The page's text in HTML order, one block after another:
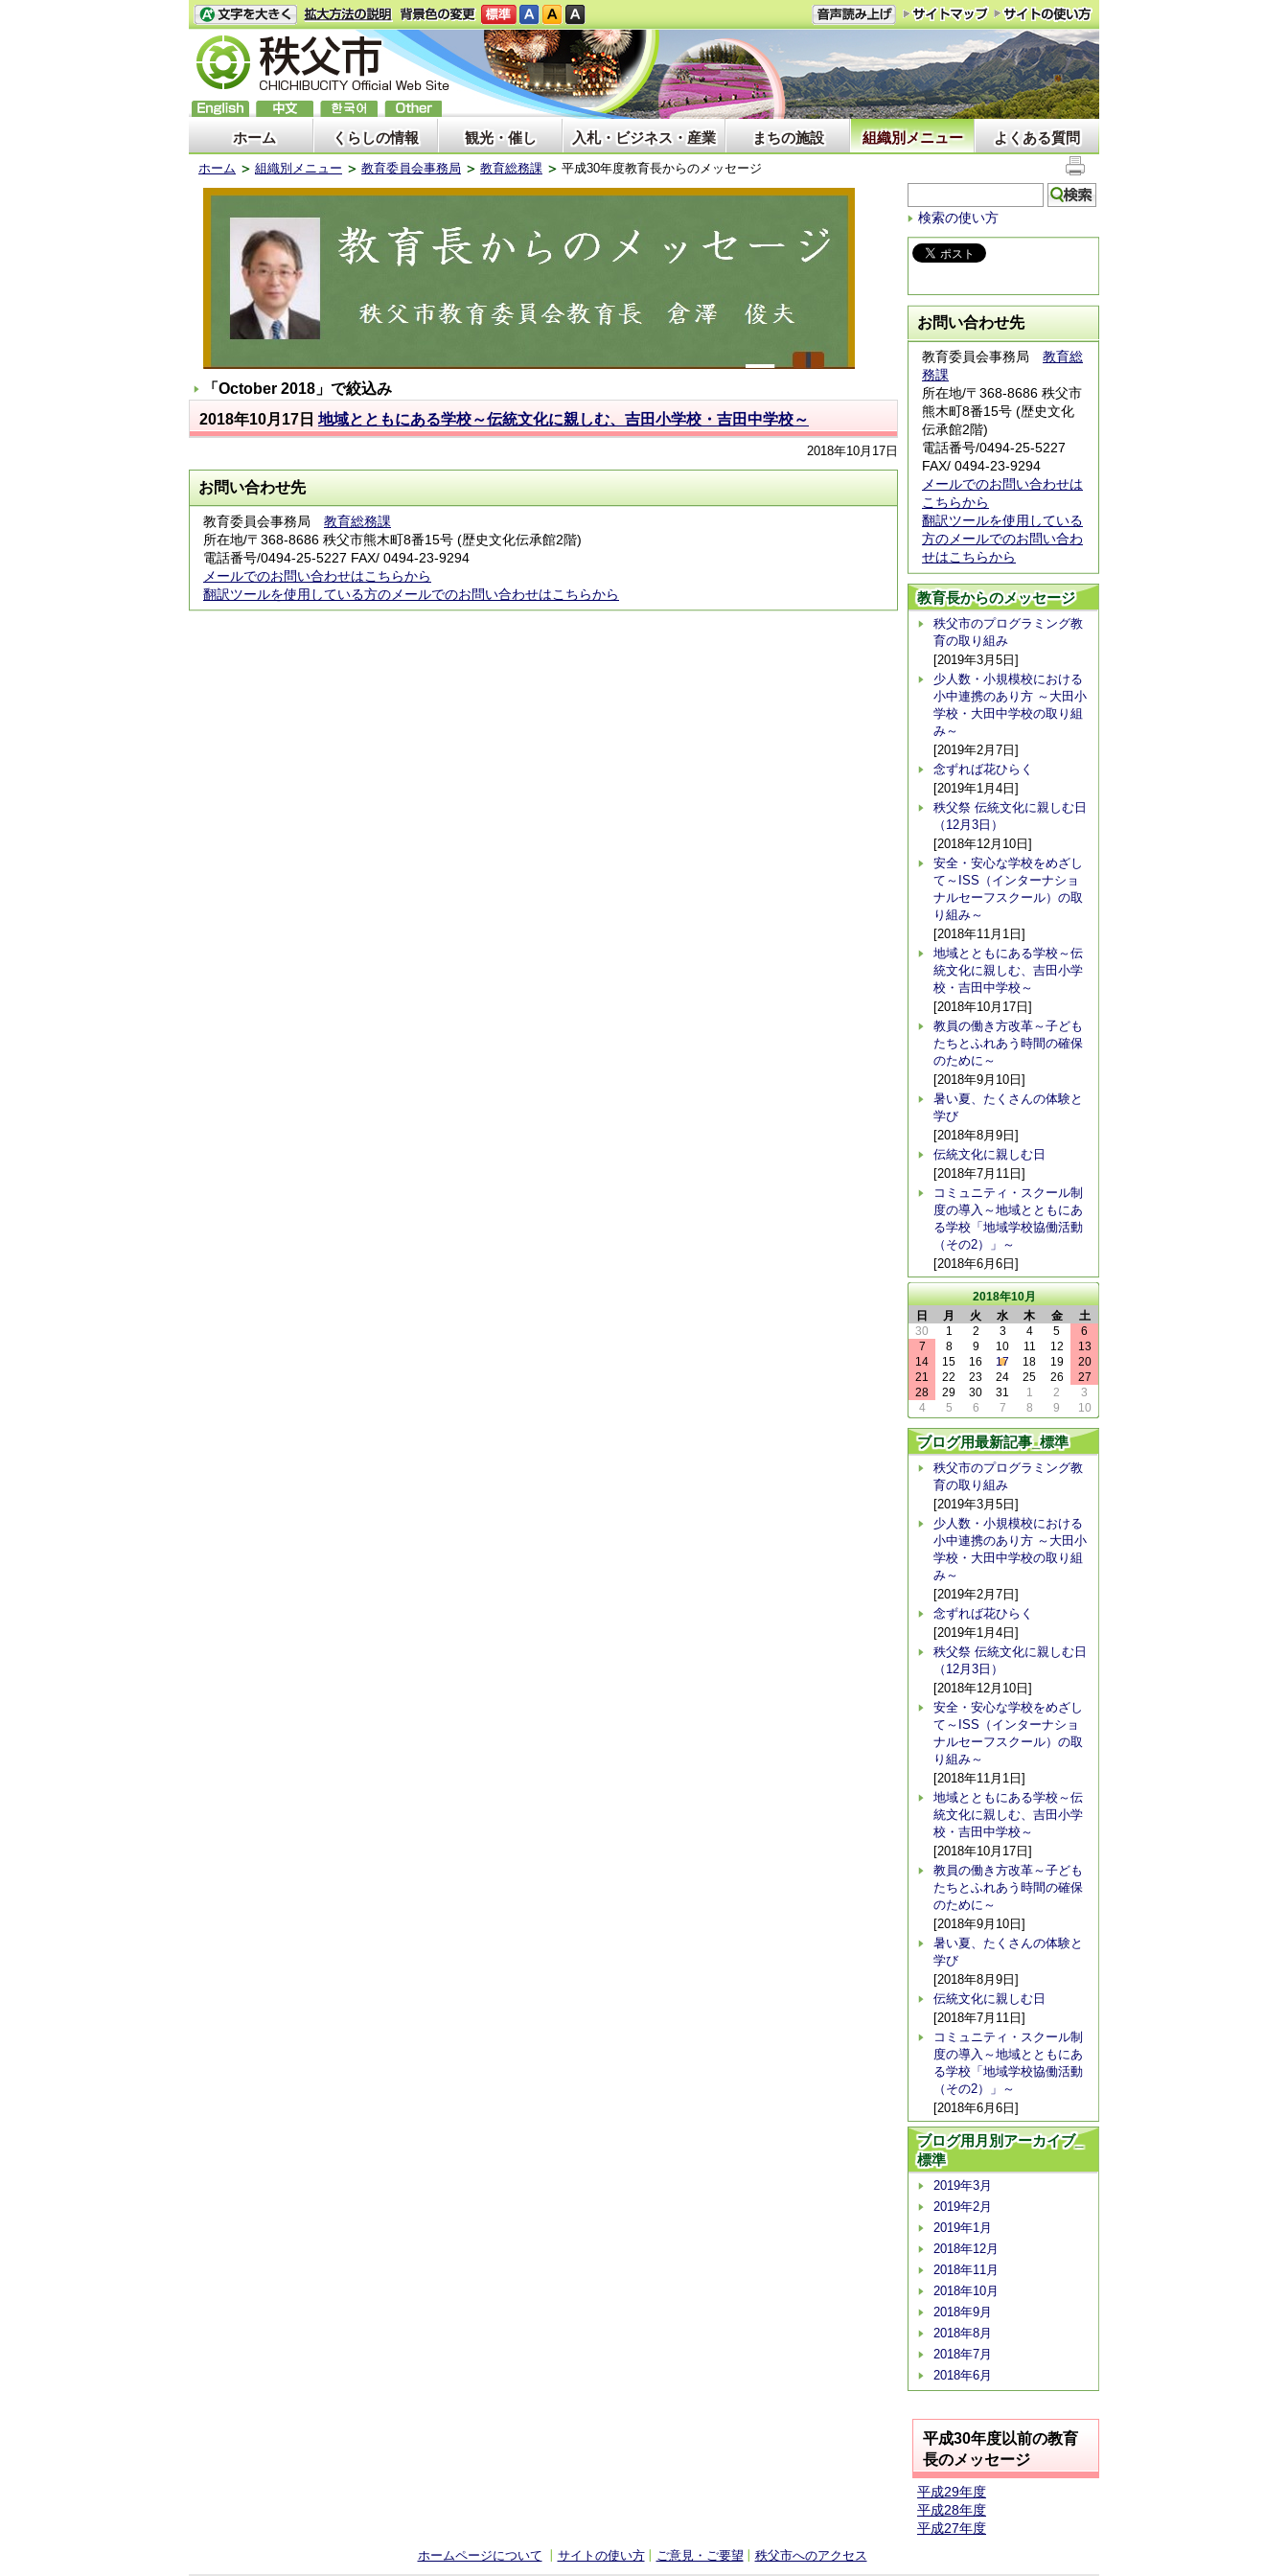
ホーム くらしの情報 観光・催し 入札・ビジネス・産業 まちの施設 組織別メニュー よくある質問
ホーム 組織別メニュー 教育委員会事務局 教育総務課 平成30年度教育長からのメッセージ
「 October 2018 」で絞込み
2018年10月17日地域とともにある学校～伝統文化に親しむ、吉田小学校・吉田中学校～
2018年10月17日
お問い合わせ先
教育委員会事務局 教育総務課
所在地/〒368-8686 秩父市熊木町8番15号 (歴史文化伝承館2階)
電話番号/0494-25-5227 FAX/ 0494-23-9294
メールでのお問い合わせはこちらから
翻訳ツールを使用している方のメールでのお問い合わせはこちらから
検索の使い方
お問い合わせ先
教育委員会事務局 教育総
務課
所在地/〒368-8686 秩父市
熊木町8番15号 (歴史文化
伝承館2階)
電話番号/0494-25-5227
FAX/ 0494-23-9294
メールでのお問い合わせは
こちらから
翻訳ツールを使用している
方のメールでのお問い合わ
せはこちらから
教育長からのメッセージ
秩父市のプログラミング教
育の取り組み
[2019年3月5日]
少人数・小規模校における
小中連携のあり方 ～大田小
学校・大田中学校の取り組
み～
[2019年2月7日]
念ずれば花ひらく
[2019年1月4日]
秩父祭 伝統文化に親しむ日
（12月3日）
[2018年12月10日]
安全・安心な学校をめざし
て～ISS（インターナショ
ナルセーフスクール）の取
り組み～
[2018年11月1日]
地域とともにある学校～伝
統文化に親しむ、吉田小学
校・吉田中学校～
[2018年10月17日]
教員の働き方改革～子ども
たちとふれあう時間の確保
のために～
[2018年9月10日]
暑い夏、たくさんの体験と
学び
[2018年8月9日]
伝統文化に親しむ日
[2018年7月11日]
コミュニティ・スクール制
度の導入～地域とともにあ
る学校「地域学校協働活動
（その2）」～
[2018年6月6日]
2018年10月
日
月 火 水 木 金
土
30
1 2 3 4 5
6
7
8 9 10 11 12
13
14
15 16 17 18 19
20
21
22 23 24 25 26
27
28
29 30 31 1 2
3
4
5 6 7 8 9 10
ブログ用最新記事_標準
秩父市のプログラミング教
育の取り組み
[2019年3月5日]
少人数・小規模校における
小中連携のあり方 ～大田小
学校・大田中学校の取り組
み～
[2019年2月7日]
念ずれば花ひらく
[2019年1月4日]
秩父祭 伝統文化に親しむ日
（12月3日）
[2018年12月10日]
安全・安心な学校をめざし
て～ISS（インターナショ
ナルセーフスクール）の取
り組み～
[2018年11月1日]
地域とともにある学校～伝
統文化に親しむ、吉田小学
校・吉田中学校～
[2018年10月17日]
教員の働き方改革～子ども
たちとふれあう時間の確保
のために～
[2018年9月10日]
暑い夏、たくさんの体験と
学び
[2018年8月9日]
伝統文化に親しむ日
[2018年7月11日]
コミュニティ・スクール制
度の導入～地域とともにあ
る学校「地域学校協働活動
（その2）」～
[2018年6月6日]
ブログ用月別アーカイブ_
標準
2019年3月
2019年2月
2019年1月
2018年12月
2018年11月
2018年10月
2018年9月
2018年8月
2018年7月
2018年6月
平成30年度以前の教育
長のメッセージ
平成29年度
平成28年度
平成27年度
ホームページについて サイトの使い方 ご意見・ご要望 秩父市へのアクセス